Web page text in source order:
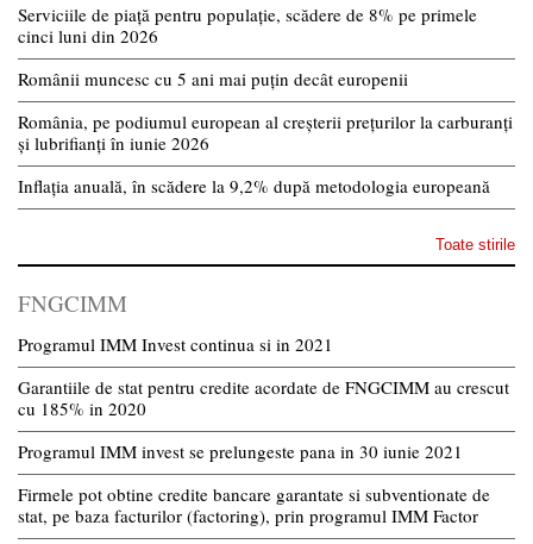
Serviciile de piață pentru populație, scădere de 8% pe primele
cinci luni din 2026
Românii muncesc cu 5 ani mai puțin decât europenii
România, pe podiumul european al creșterii prețurilor la carburanți
și lubrifianți în iunie 2026
Inflația anuală, în scădere la 9,2% după metodologia europeană
Toate stirile
FNGCIMM
Programul IMM Invest continua si in 2021
Garantiile de stat pentru credite acordate de FNGCIMM au crescut
cu 185% in 2020
Programul IMM invest se prelungeste pana in 30 iunie 2021
Firmele pot obtine credite bancare garantate si subventionate de
stat, pe baza facturilor (factoring), prin programul IMM Factor